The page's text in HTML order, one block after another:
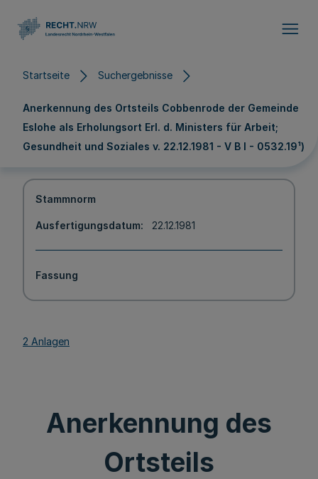
Startseite Suchergebnisse
Anerkennung des Ortsteils Cobbenrode der Gemeinde
Eslohe als Erholungsort Erl. d. Ministers für Arbeit;
Gesundheit und Soziales v. 22.12.1981 - V B l - 0532.19¹)
Stammnorm
Ausfertigungsdatum 22.12.1981
Fassung
2 Anlagen
Anerkennung des
Ortsteils